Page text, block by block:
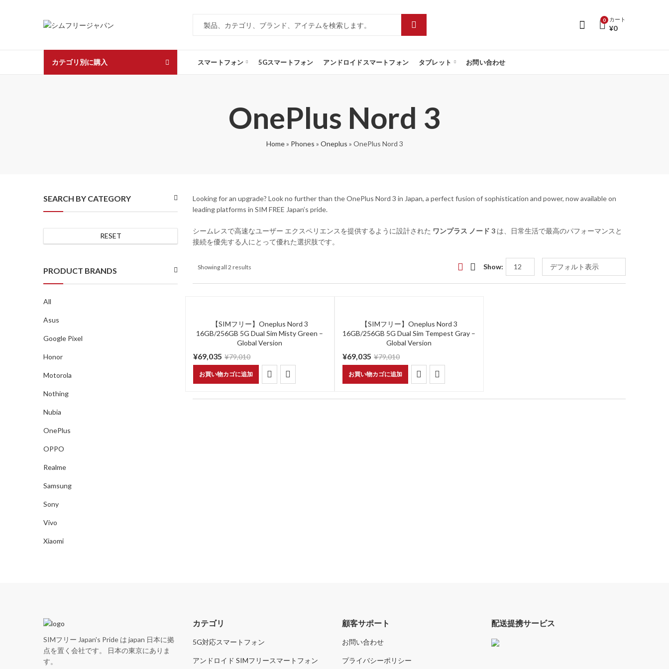
0 カート
¥0
カテゴリ別に購入 スマートフォン 5Gスマートフォン アンドロイドスマートフォン タブレット お問い合わせ
OnePlus Nord 3
Home» Phones » Oneplus » OnePlus Nord 3
Looking for an upgrade? Look no further than the OnePlus Nord 3 in Japan, a perfect fusion of sophistication and power, now available on
leading platforms in SIM FREE Japan’s pride.
シームレスで高速なユーザー エクスペリエンスを提供するように設計された ワンプラス ノード 3 は、日常生活で最高のパフォーマンスと
接続を優先する人にとって優れた選択肢です。
Showing all 2 results Show:
【SIMフリー】Oneplus Nord 3
16GB/256GB 5G Dual Sim Misty Green –
Global Version
¥69,035 ¥79,010
お買い物カゴに追加
【SIMフリー】Oneplus Nord 3
16GB/256GB 5G Dual Sim Tempest Gray –
Global Version
¥69,035 ¥79,010
お買い物カゴに追加
SEARCH BY CATEGORY
RESET
PRODUCT BRANDS
All
Asus
Google Pixel
Honor
Motorola
Nothing
Nubia
OnePlus
OPPO
Realme
Samsung
Sony
Vivo
Xiaomi
SIMフリー Japan's Pride は japan 日本に拠
点を置く会社です。 日本の東京にありま
す。
カテゴリ
5G対応スマートフォン
アンドロイド SIMフリースマートフォン
顧客サポート
お問い合わせ
プライバシーポリシー
配送提携サービス